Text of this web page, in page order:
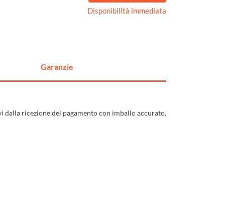
Disponibilità immediata
Garanzie
ricezione del pagamento con imballo accurato,